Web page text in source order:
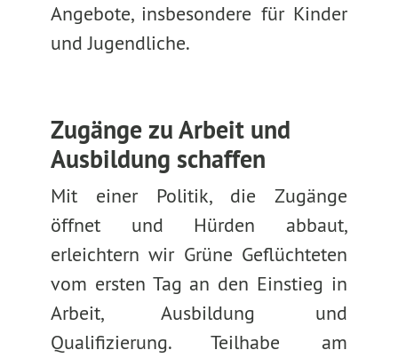
Angebote, insbesondere für Kinder
und Jugendliche.
Zugänge zu Arbeit und
Ausbildung schaffen
Mit einer Politik, die Zugänge
öffnet und Hürden abbaut,
erleichtern wir Grüne Geflüchteten
vom ersten Tag an den Einstieg in
Arbeit, Ausbildung und
Qualifizierung. Teilhabe am